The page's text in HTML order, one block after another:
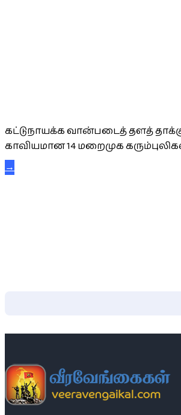
கட்டுநாயக்க வான்படைத் தளத்
காவியமான 14 மறைமுக
→